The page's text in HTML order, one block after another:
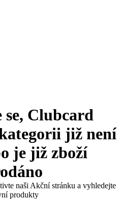
se, Clubcard
již není
je již zboží
naši Akční stránku a vyhledejte
produkty